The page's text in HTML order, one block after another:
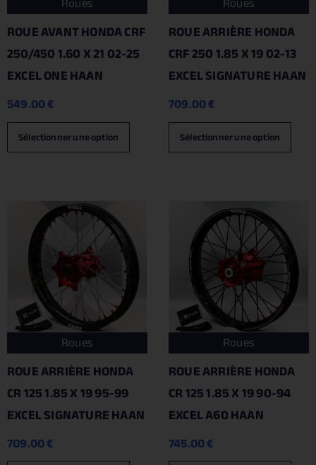
ROUE AVANT HONDA CRF
250/450 1.60 X 21 02-25
EXCEL ONE HAAN
549.00€
Sélectionner une option
ROUE ARRIÈRE HONDA
CRF 250 1.85 X 19 02-13
EXCEL SIGNATURE HAAN
709.00€
Sélectionner une option
Roues
ROUE ARRIÈRE HONDA
CR 125 1.85 X 19 95-99
EXCEL SIGNATURE HAAN
709.00€
Roues
ROUE ARRIÈRE HONDA
CR 125 1.85 X 19 90-94
EXCEL A60 HAAN
745.00€